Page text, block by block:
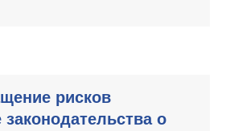
рисков
о